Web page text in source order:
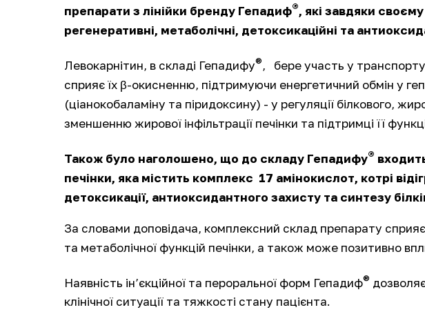
препарати з лінійки бренду Гепадиф®, які завдяки
регенеративні, метаболічні, детоксикаційні та
Левокарнітин, в складі Гепадифу®, бере участь у
сприяє їх β-окисненню, підтримуючи енергетичний обмін у
(ціанокобаламіну та піридоксину) - у регуляції білкового,
зменшенню жирової інфільтрації печінки та підтримці її
Також було наголошено, що до складу Гепадифу®
печінки, яка містить комплекс 17 амінокислот, котрі
детоксикації, антиоксидантного захисту та синтезу
За словами доповідача, комплексний склад препарату
та метаболічної функцій печінки, а також може позитивно
Наявність ін’єкційної та пероральної форм Гепадиф®
клінічної ситуації та тяжкості стану пацієнта.